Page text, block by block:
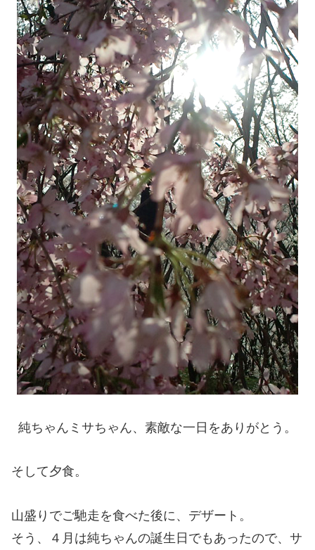
純ちゃんミサちゃん、素敵な一日をありがとう。
そして夕食。
山盛りでご馳走を食べた後に、デザート。
そう、４月は純ちゃんの誕生日でもあったので、サ